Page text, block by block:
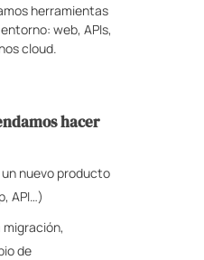
herramientas
web, APIs,
cloud.
hacer
nuevo producto
API…)
migración,
de